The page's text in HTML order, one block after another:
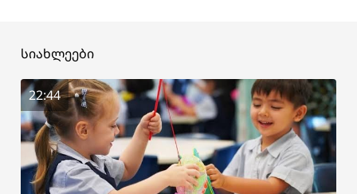
სიახლეები
22:44